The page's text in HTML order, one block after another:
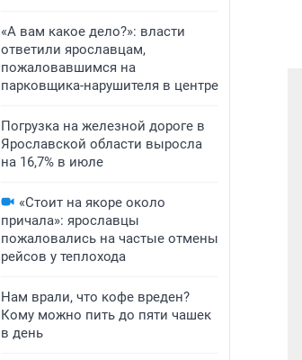
«А вам какое дело?»: власти
ответили ярославцам,
пожаловавшимся на
парковщика-нарушителя в центре
Погрузка на железной дороге в
Ярославской области выросла
на 16,7% в июле
«Стоит на якоре около
причала»: ярославцы
пожаловались на частые отмены
рейсов у теплохода
Нам врали, что кофе вреден?
Кому можно пить до пяти чашек
в день